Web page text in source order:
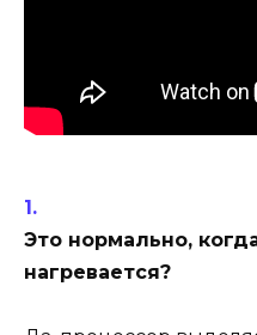
Это нормально,
нагревается?